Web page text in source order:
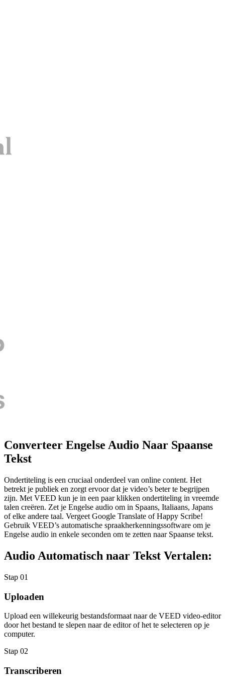
Converteer Engelse Audio Naar Spaanse
Tekst
Ondertiteling is een cruciaal onderdeel van online content. Het
betrekt je publiek en zorgt ervoor dat je video’s beter te begrijpen
zijn. Met VEED kun je in een paar klikken ondertiteling in vreemde
talen creëren. Zet je Engelse audio om in Spaans, Italiaans, Japans
of elke andere taal. Vergeet Google Translate of Happy Scribe!
Gebruik VEED’s automatische spraakherkenningssoftware om je
Engelse audio in enkele seconden om te zetten naar Spaanse tekst.
Audio Automatisch naar Tekst Vertalen:
Stap 01
Uploaden
Upload een willekeurig bestandsformaat naar de VEED video-editor
door het bestand te slepen naar de editor of het te selecteren op je
computer.
Stap 02
Transcriberen